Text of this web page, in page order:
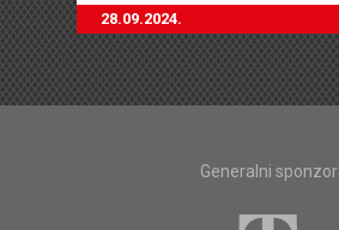
28.09.2024.
Generalni sponzor